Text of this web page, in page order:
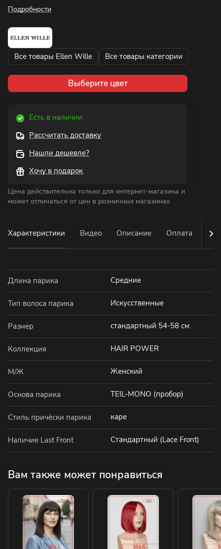
Подробности
Все товары Ellen Wille Все товары категории
Выберите цвет
Есть в наличии
Рассчитать доставку
Нашли дешевле?
Хочу в подарок
Цена действительна только для интернет-магазина и
может отличаться от цен в розничных магазинах
Характеристики Видео Описание Оплата
Длина парика Средние
Тип волоса парика Искусственные
Размер стандартный 54-58 см.
Коллекция HAIR POWER
М/Ж Женский
Основа парика TEIL-MONO (пробор)
Стиль причёски парика каре
Наличие Last Front Стандартный (Lace Front)
Вам также может понравиться